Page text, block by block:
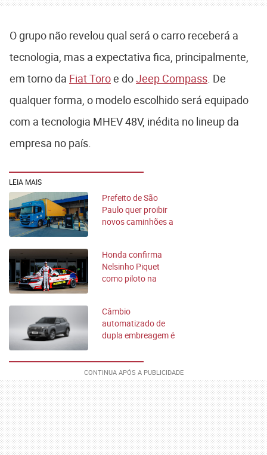
O grupo não revelou qual será o carro receberá a
tecnologia, mas a expectativa fica, principalmente,
em torno da Fiat Toroe doJeep Compass . De
qualquer forma, o modelo escolhido será equipado
com a tecnologia MHEV 48V, inédita no lineup da
empresa no país.
LEIA MAIS
Prefeito de São
Paulo quer proibir
novos caminhões a
Honda confirma
Nelsinho Piquet
como piloto na
Câmbio
automatizado de
dupla embreagem é